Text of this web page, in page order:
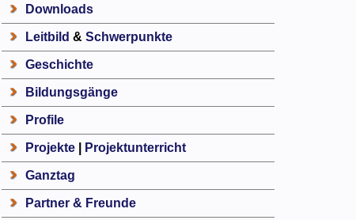
Downloads
Leitbild & Schwerpunkte
Geschichte
Bildungsgänge
Profile
Projekte| Projektunterricht
Ganztag
Partner & Freunde